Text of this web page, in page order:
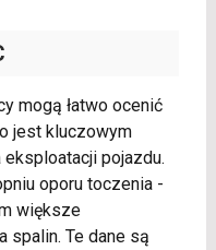
mogą łatwo ocenić
jest kluczowym
pojazdu.
oporu toczenia -
większe
spalin. Te dane są